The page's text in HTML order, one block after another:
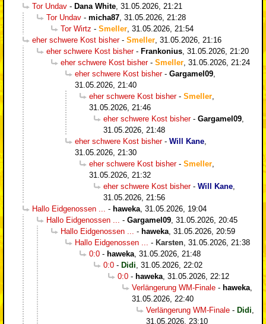
Tor Undav - Dana White 31.05.2026, 21:21
Tor Undav - micha87 31.05.2026, 21:28
Tor Wirtz - Smeller 31.05.2026, 21:54
eher schwere Kost bisher- Smeller 31.05.2026, 21:16
eher schwere Kost bisher- Frankonius 31.05.2026, 21:20
eher schwere Kost bisher- Smeller 31.05.2026, 21:24
eher schwere Kost bisher- Gargamel09
31.05.2026, 21:40
eher schwere Kost bisher- Smeller
31.05.2026, 21:46
eher schwere Kost bisher- Gargamel09
31.05.2026, 21:48
eher schwere Kost bisher- Will Kane
31.05.2026, 21:30
eher schwere Kost bisher- Smeller
31.05.2026, 21:32
eher schwere Kost bisher- Will Kane
31.05.2026, 21:56
Hallo Eidgenossen ...
- haweka 31.05.2026, 19:04
Hallo Eidgenossen ...
- Gargamel09 31.05.2026, 20:45
Hallo Eidgenossen ...
- haweka 31.05.2026, 20:59
Hallo Eidgenossen ...
- Karsten 31.05.2026, 21:38
0:0 - haweka 31.05.2026, 21:48
0:0 - Didi 31.05.2026, 22:02
0:0 - haweka 31.05.2026, 22:12
Verlängerung WM-Finale - haweka
31.05.2026, 22:40
Verlängerung WM-Finale - Didi
31.05.2026, 23:10